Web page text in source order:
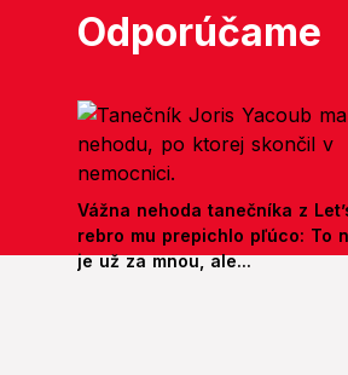
Odporúčame
Vážna nehoda tanečníka z
rebro mu prepichlo pľúco: To
je už za mnou, ale...